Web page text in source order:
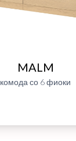
MALM
комода со 6 фиоки